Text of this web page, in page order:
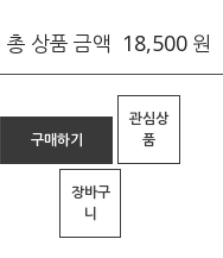
총 상품 금액 18,500 원
구매하기
관심상
품
장바구
니